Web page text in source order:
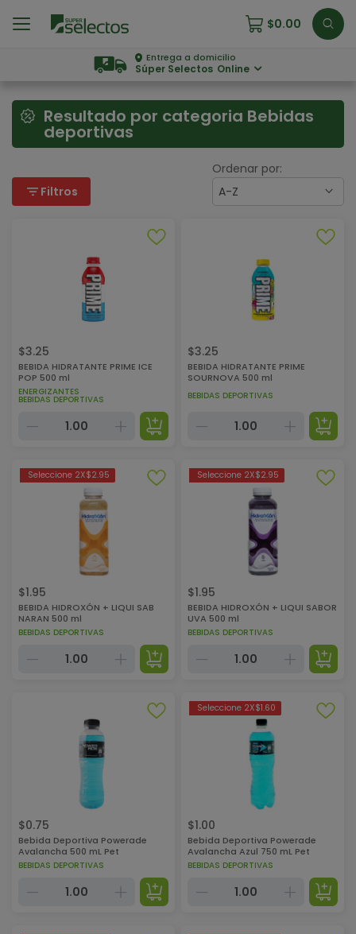
$0.00
Entrega a domicilio
Súper Selectos Online
Resultado por categoria Bebidas
deportivas
filter_list Filtros
Ordenar por:
A-Z
$3.25
BEBIDA HIDRATANTE PRIME ICE
POP 500 ml
ENERGIZANTES
BEBIDAS DEPORTIVAS
$3.25
BEBIDA HIDRATANTE PRIME
SOURNOVA 500 ml
BEBIDAS DEPORTIVAS
Seleccione 2X$2.95
$1.95
BEBIDA HIDROXÓN + LIQUI SAB
NARAN 500 ml
BEBIDAS DEPORTIVAS
Seleccione 2X$2.95
$1.95
BEBIDA HIDROXÓN + LIQUI SABOR
UVA 500 ml
BEBIDAS DEPORTIVAS
$0.75
Bebida Deportiva Powerade
Avalancha 500 mL Pet
BEBIDAS DEPORTIVAS
Seleccione 2X$1.60
$1.00
Bebida Deportiva Powerade
Avalancha Azul 750 mL Pet
BEBIDAS DEPORTIVAS